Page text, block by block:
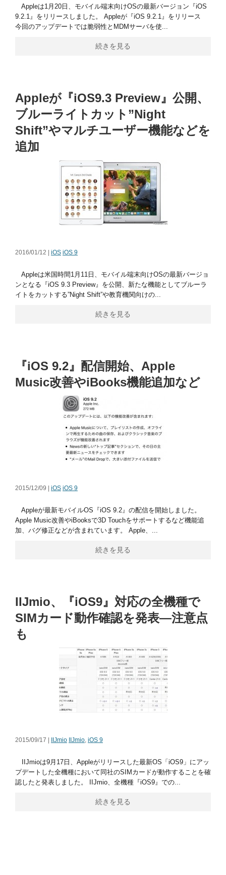
Appleは1月20日、モバイル端末向けOSの最新バージョン『iOS
9.2.1』をリリースしました。 Appleが『iOS 9.2.1』をリリース
今回のアップデートでは脆弱性とMDMサーバを使...
続きを見る
Appleが『iOS9.3 Preview』公開、
ブルーライトカット”Night
Shift”やマルチユーザー機能などを
追加
2016/01/12 | iOS iOS 9
Appleは米国時間1月11日、モバイル端末向けOSの最新バージョ
ンとなる『iOS 9.3 Preview』を公開、新たな機能としてブルーラ
イトをカットする”Night Shift”や教育機関向けの...
続きを見る
『iOS 9.2』配信開始、Apple
Music改善やiBooks機能追加など
2015/12/09 | iOS iOS 9
Appleが最新モバイルOS『iOS 9.2』の配信を開始しました。
Apple Music改善やiBooksで3D Touchをサポートするなど機能追
加、バグ修正などが含まれています。 Apple、...
続きを見る
IIJmio、『iOS9』対応の全機種で
SIMカード動作確認を発表―注意点
も
2015/09/17 | IIJmio IIJmio, iOS 9
IIJmioは9月17日、Appleがリリースした最新OS「iOS9」にアッ
プデートした全機種において同社のSIMカードが動作することを確
認したと発表しました。 IIJmio、全機種『iOS9』での...
続きを見る